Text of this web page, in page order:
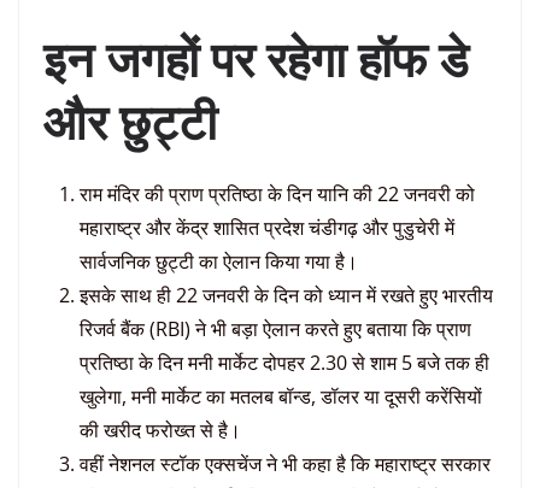
इन जगहों पर रहेगा हॉफ डे
और छुट्टी
राम मंदिर की प्राण प्रतिष्ठा के दिन यानि की 22 जनवरी को
महाराष्ट्र और केंद्र शासित प्रदेश चंडीगढ़ और पुडुचेरी में
सार्वजनिक छुट्टी का ऐलान किया गया है।
इसके साथ ही 22 जनवरी के दिन को ध्यान में रखते हुए भारतीय
रिजर्व बैंक (RBI) ने भी बड़ा ऐलान करते हुए बताया कि प्राण
प्रतिष्ठा के दिन मनी मार्केट दोपहर 2.30 से शाम 5 बजे तक ही
खुलेगा, मनी मार्केट का मतलब बॉन्ड, डॉलर या दूसरी करेंसियों
की खरीद फरोख्त से है।
वहीं नेशनल स्टॉक एक्सचेंज ने भी कहा है कि महाराष्ट्र सरकार